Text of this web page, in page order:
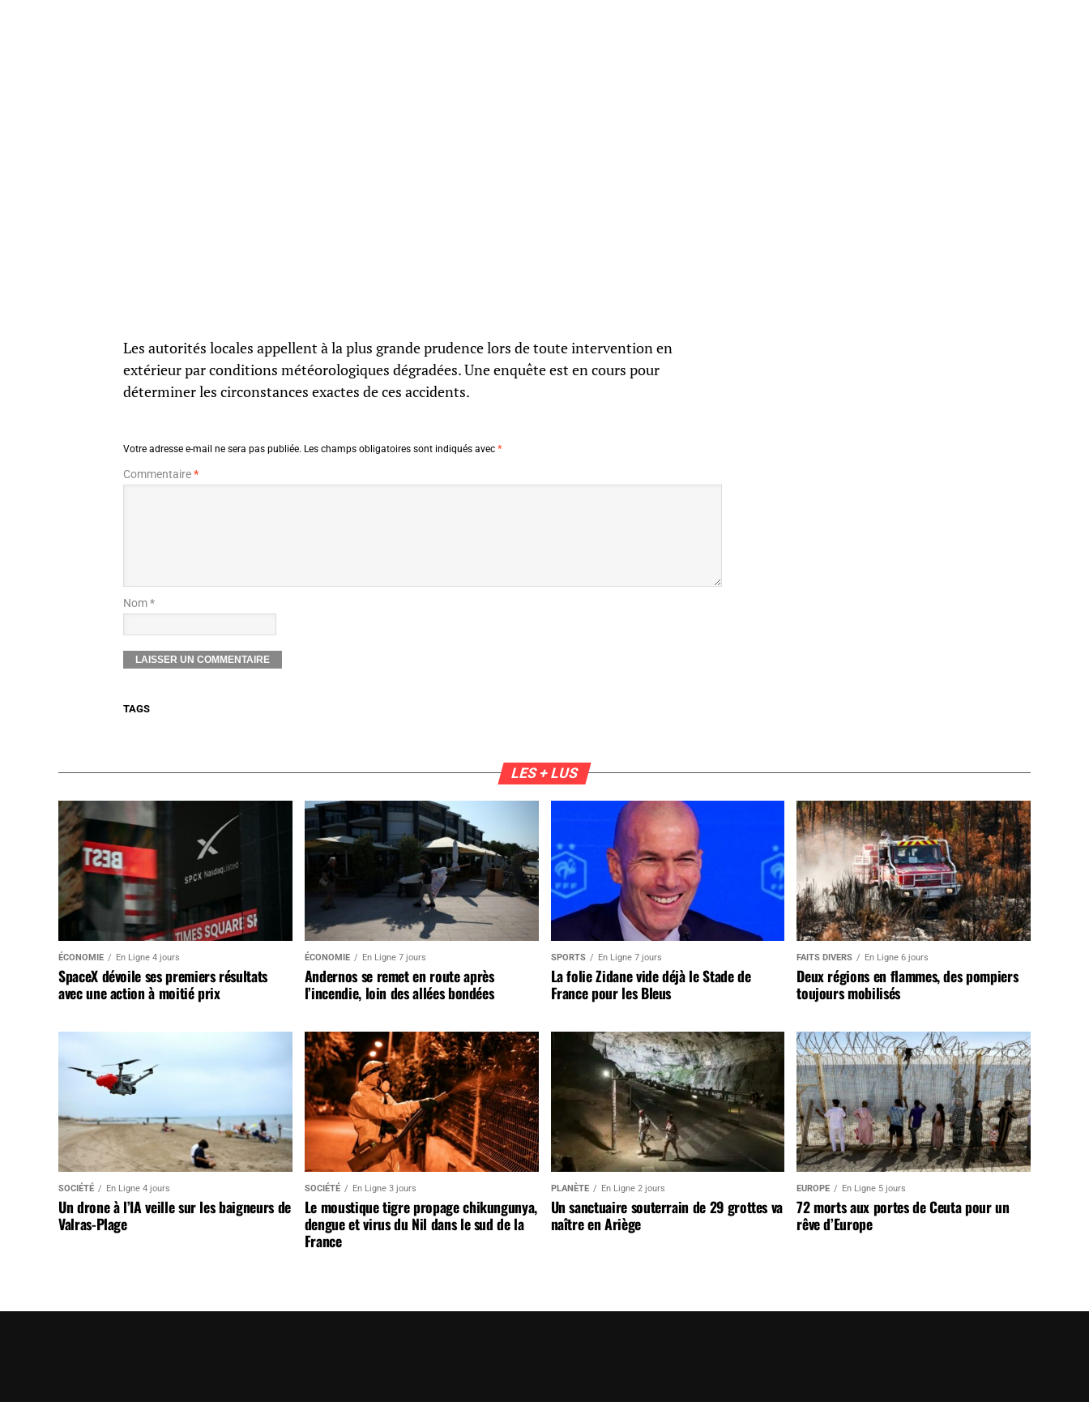
Les autorités locales appellent à la plus grande prudence lors de toute intervention en
extérieur par conditions météorologiques dégradées. Une enquête est en cours pour
déterminer les circonstances exactes de ces accidents.
Votre adresse e-mail ne sera pas publiée. Les champs obligatoires sont indiqués avec *
Commentaire*
Nom *
TAGS
LES + LUS
ÉCONOMIE En Ligne 4 jours
SpaceX dévoile ses premiers résultats
avec une action à moitié prix
ÉCONOMIE En Ligne 7 jours
Andernos se remet en route après
l’incendie, loin des allées bondées
SPORTS En Ligne 7 jours
La folie Zidane vide déjà le Stade de
France pour les Bleus
FAITS DIVERS En Ligne 6 jours
Deux régions en flammes, des pompiers
toujours mobilisés
SOCIÉTÉ En Ligne 4 jours
Un drone à l’IA veille sur les baigneurs de
Valras-Plage
SOCIÉTÉ En Ligne 3 jours
Le moustique tigre propage chikungunya,
dengue et virus du Nil dans le sud de la
France
PLANÈTE En Ligne 2 jours
Un sanctuaire souterrain de 29 grottes va
naître en Ariège
EUROPE En Ligne 5 jours
72 morts aux portes de Ceuta pour un
rêve d’Europe